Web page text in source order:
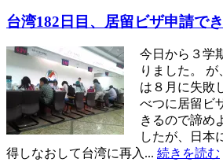
台湾182日目、居留ビザ申請で
今日から３学
りました。
は８月に失敗
べつに居留ビ
きるので諦め
したが、日本
得しなおして台湾に再入... 続きを読む